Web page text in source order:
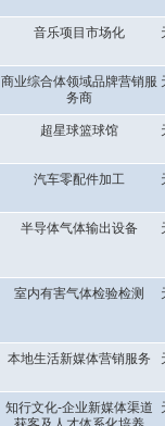
音乐项目市场化
商业综合体领域品牌营销服
务商
超星球篮球馆
汽车零配件加工
半导体气体输出设备
室内有害气体检验检测
本地生活新媒体营销服务
知行文化-企业新媒体渠道